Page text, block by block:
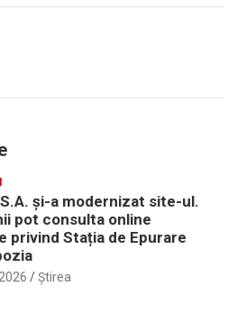
S.A. și-a modernizat site-ul.
pot consulta online
privind Stația de Epurare
Ştirea